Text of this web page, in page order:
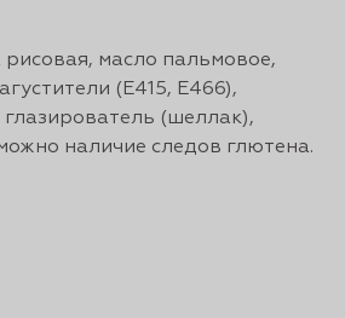
рисовая, масло пальмовое,
(Е415, Е466),
(шеллак),
наличие следов глютена.